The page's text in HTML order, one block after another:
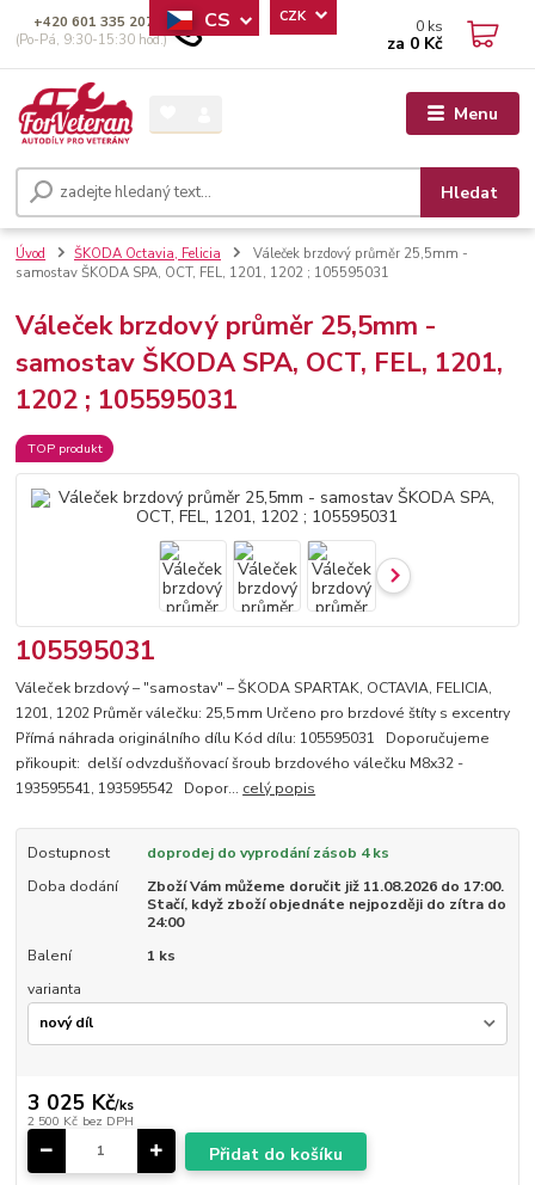
Menu
CS CZK
Hledat
+420 601 335 207
(Po-Pá, 9:30-15:30 hod.)
0 ks
za 0 Kč
Úvod ŠKODA Octavia, Felicia
Váleček brzdový průměr 25,5mm -
samostav ŠKODA SPA, OCT, FEL, 1201, 1202 ; 105595031
Váleček brzdový průměr 25,5mm -
samostav ŠKODA SPA, OCT, FEL, 1201,
1202 ; 105595031
TOP produkt
105595031
Váleček brzdový – "samostav" – ŠKODA SPARTAK, OCTAVIA, FELICIA,
1201, 1202 Průměr válečku: 25,5 mm Určeno pro brzdové štíty s excentry
Přímá náhrada originálního dílu Kód dílu: 105595031 Doporučujeme
přikoupit: delší odvzdušňovací šroub brzdového válečku M8x32 -
193595541, 193595542 Dopor... celý popis
Dostupnost
doprodej do vyprodání zásob 4 ks
Doba dodání
Zboží Vám můžeme doručit již 11.08.2026 do 17:00.
Stačí, když zboží objednáte nejpozději do zítra do
24:00
Balení
1 ks
varianta
3 025 Kč/ks
2 500 Kč bez DPH
Přidat do košíku